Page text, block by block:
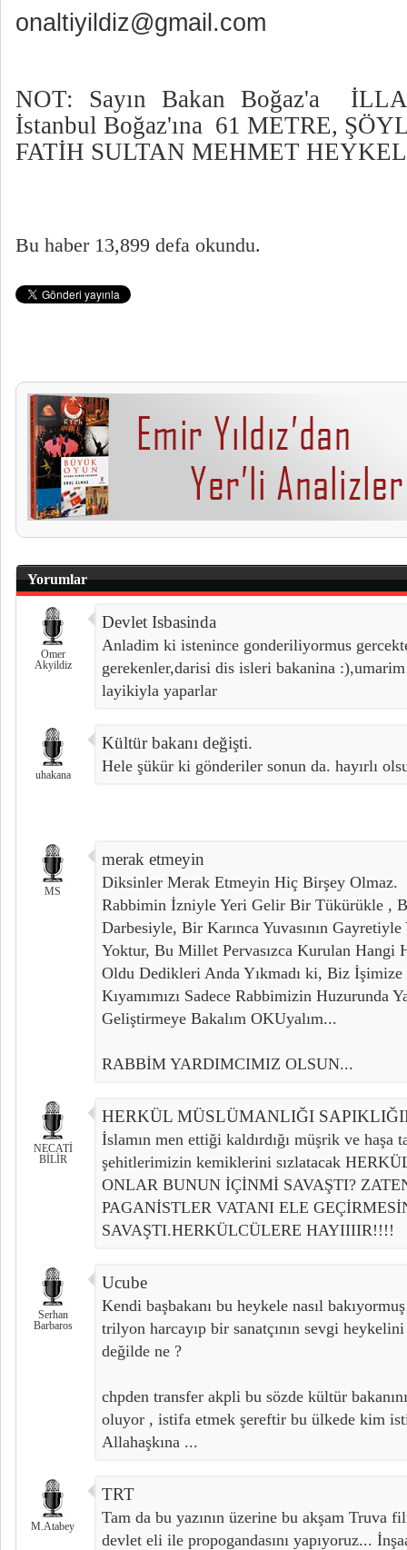
onaltiyildiz@gmail.com
NOT: Sayın Bakan Boğaz'a İLLA
İstanbul Boğaz'ına 61 METRE,
FATİH SULTAN MEHMET
Bu haber 13,899 defa okundu.
Yorumlar
Omer
Akyildiz
Devlet Isbasinda
Anladim ki istenince gonderiliyormus
gerekenler,darisi dis isleri bakanina
layikiyla yaparlar
uhakana
Kültür bakanı değişti.
Hele şükür ki gönderiler sonun da. hayırlı
MS
merak etmeyin
Diksinler Merak Etmeyin Hiç Birşey Olmaz.
Rabbimin İzniyle Yeri Gelir Bir Tükürükle ,
Darbesiyle, Bir Karınca Yuvasının
Yoktur, Bu Millet Pervasızca Kurulan Hangi
Oldu Dedikleri Anda Yıkmadı ki, Biz
Kıyamımızı Sadece Rabbimizin Huzurunda
Geliştirmeye Bakalım OKUyalım...
RABBİM YARDIMCIMIZ OLSUN...
NECATİ
BİLİR
HERKÜL MÜSLÜMANLIĞI
İslamın men ettiği kaldırdığı müşrik ve haşa
şehitlerimizin kemiklerini sızlatacak
ONLAR BUNUN İÇİNMİ SAVAŞTI?
PAGANİSTLER VATANI ELE
SAVAŞTI.HERKÜLCÜLERE HAYIIIIR!!!!
Serhan
Barbaros
Ucube
Kendi başbakanı bu heykele nasıl
trilyon harcayıp bir sanatçının sevgi
değilde ne ?
chpden transfer akpli bu sözde kültür
oluyor , istifa etmek şereftir bu ülkede kim
Allahaşkına ...
M.Atabey
TRT
Tam da bu yazının üzerine bu akşam Truva
devlet eli ile propogandasını yapıyoruz...